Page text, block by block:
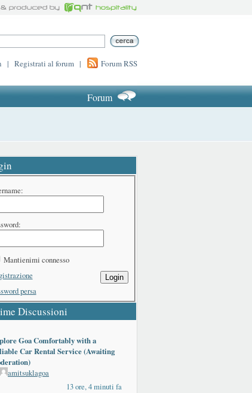
| Registrati al forum | Forum RSS
Forum
Mantienimi connesso
Login
persa
Discussioni
Goa Comfortably with a
Car Rental Service (Awaiting
amitsuklagoa
13 ore, 4 minuti fa